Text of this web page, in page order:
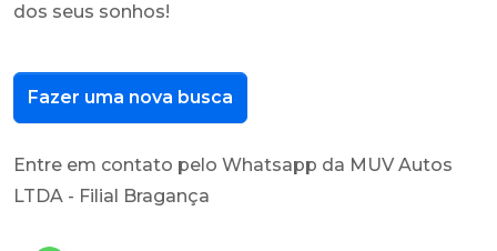
dos seus sonhos!
Fazer uma nova busca
Entre em contato pelo Whatsapp da MUV Autos
LTDA - Filial Bragança